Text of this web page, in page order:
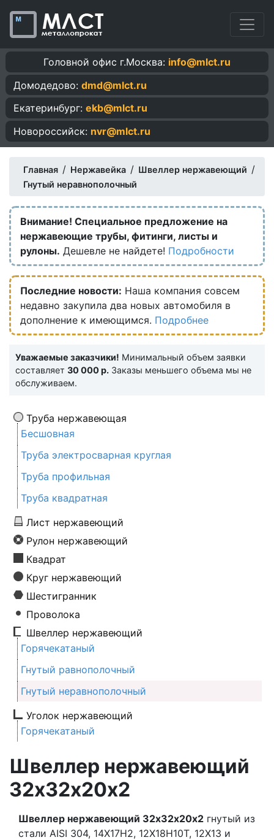
Головной офис г.Москва: info@mlct.ru
Домодедово: dmd@mlct.ru
Екатеринбург: ekb@mlct.ru
Новороссийск: nvr@mlct.ru
Главная / Нержавейка / Швеллер нержавеющий /
Гнутый неравнополочный
Внимание! Специальное предложение на
нержавеющие трубы, фитинги, листы и
рулоны. Дешевле не найдете! Подробности
Последние новости: Наша компания совсем
недавно закупила два новых автомобиля в
дополнение к имеющимся. Подробнее
Уважаемые заказчики! Минимальный объем заявки
составляет 30 000 р. Заказы меньшего объема мы не
обслуживаем.
Труба нержавеющая
Бесшовная
Труба электросварная круглая
Труба профильная
Труба квадратная
Лист нержавеющий
Рулон нержавеющий
Квадрат
Круг нержавеющий
Шестигранник
Проволока
Швеллер нержавеющий
Горячекатаный
Гнутый равнополочный
Гнутый неравнополочный
Уголок нержавеющий
Горячекатаный
Швеллер нержавеющий
32х32х20х2
Швеллер нержавеющий 32х32х20х2 гнутый из
стали AISI 304, 14Х17Н2, 12Х18Н10Т, 12Х13 и